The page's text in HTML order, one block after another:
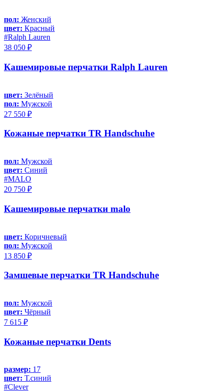
пол: Женский
цвет: Красный
#Ralph Lauren
38 050 ₽
Кашемировые перчатки Ralph Lauren
цвет: Зелёный
пол: Мужской
27 550 ₽
Кожаные перчатки TR Handschuhe
пол: Мужской
цвет: Синий
#MALO
20 750 ₽
Кашемировые перчатки malo
цвет: Коричневый
пол: Мужской
13 850 ₽
Замшевые перчатки TR Handschuhe
пол: Мужской
цвет: Чёрный
7 615 ₽
Кожаные перчатки Dents
размер: 17
цвет: Т.синий
#Clever